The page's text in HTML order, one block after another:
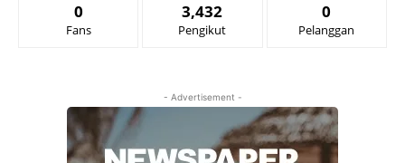
0
Fans
3,432
Pengikut
0
Pelanggan
- Advertisement -